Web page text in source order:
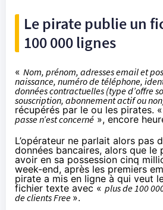
Le pirate publie un
100 000 lignes
« Nom, prénom, adresses email et
naissance, numéro de téléphone,
données contractuelles (type d’offre
souscription, abonnement actif ou
récupérés par le ou les pirates.
passe n’est concerné », encore
L’opérateur ne parlait alors pas
données bancaires, alors que le
avoir en sa possession cinq
week-end, après les premiers
pirate a mis en ligne à qui veut
fichier texte avec « plus de 100
de clients Free ».